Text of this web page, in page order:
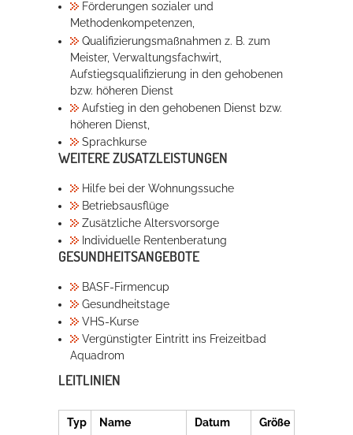
Förderungen sozialer und
Methodenkompetenzen,
Qualifizierungsmaßnahmen z. B. zum
Meister, Verwaltungsfachwirt,
Aufstiegsqualifizierung in den gehobenen
bzw. höheren Dienst
Aufstieg in den gehobenen Dienst bzw.
höheren Dienst,
Sprachkurse
WEITERE ZUSATZLEISTUNGEN
Hilfe bei der Wohnungssuche
Betriebsausflüge
Zusätzliche Altersvorsorge
Individuelle Rentenberatung
GESUNDHEITSANGEBOTE
BASF-Firmencup
Gesundheitstage
VHS-Kurse
Vergünstigter Eintritt ins Freizeitbad
Aquadrom
LEITLINIEN
Typ Name Datum Größe